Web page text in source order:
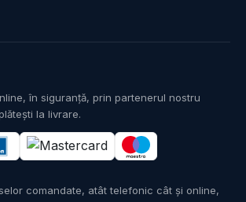
în siguranță, prin partenerul nostru
la livrare.
comandate, atât telefonic cât și online,